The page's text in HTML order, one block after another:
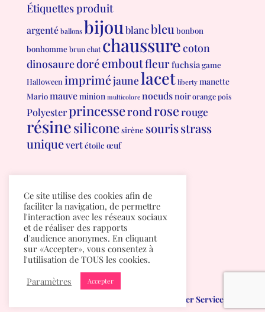
Étiquettes produit
argenté ballons bijou blancbleu bonbon
bonhomme brun chat chaussurecoton
dinosauredoré emboutfleurfuchsiagame
Halloween impriméjaunelacet liberty manette
Mariomauveminion multicolore noeudsnoirorange pois
Polyesterprincesserondroserouge
résinesiliconesirène sourisstrass
uniquevertétoile œuf
Politique de confidentialité
Albuma Computer Services
Ce site utilise des cookies afin de
faciliter la navigation, de permettre
l'interaction avec les réseaux sociaux
et de réaliser des rapports
d'audience anonymes. En cliquant
sur «Accepter», vous consentez à
l'utilisation de TOUS les cookies.
Paramètres
Accepter